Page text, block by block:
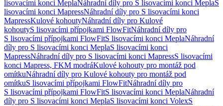
lisovacími konci MeplaNáhradní díly pro S lisovacími konci MeplaS
lisovacími konci MapressNáhradní díly pro S lisovacími konci
MapressKulové kohoutyNáhradní díly pro Kulové
kohoutyS lisovacími přípojkami FlowFitNáhradní díly pro
S lisovacími přípojkami FlowFitS lisovacími konci MeplaNáhradní
díly pro S lisovacími konci MeplaS lisovacími konci
MapressNáhradní díly pro S lisovacími konci MapressS lisovacími
konci Mapress, FKM modráKulové kohouty pro montáž pod
omítkuNáhradní díly pro Kulové kohouty pro montáž pod
omítkuS lisovacími přípojkami FlowFitNáhradní díly pro
S lisovacími přípojkami FlowFitS lisovacími konci MeplaNáhradní
díly pro S lisovacími konci MeplaS lisovacími konci VolexS